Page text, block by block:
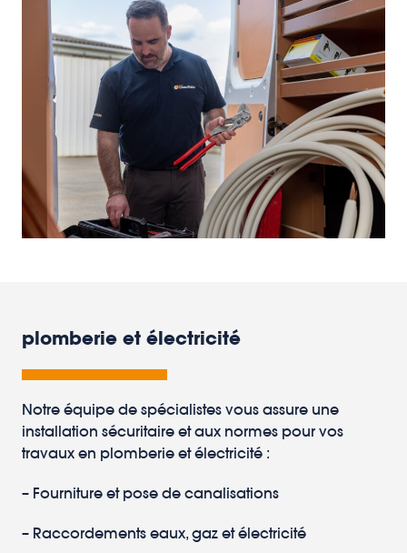
plomberie et électricité
Notre équipe de spécialistes vous assure une
installation sécuritaire et aux normes pour vos
travaux en plomberie et électricité :
– Fourniture et pose de canalisations
– Raccordements eaux, gaz et électricité